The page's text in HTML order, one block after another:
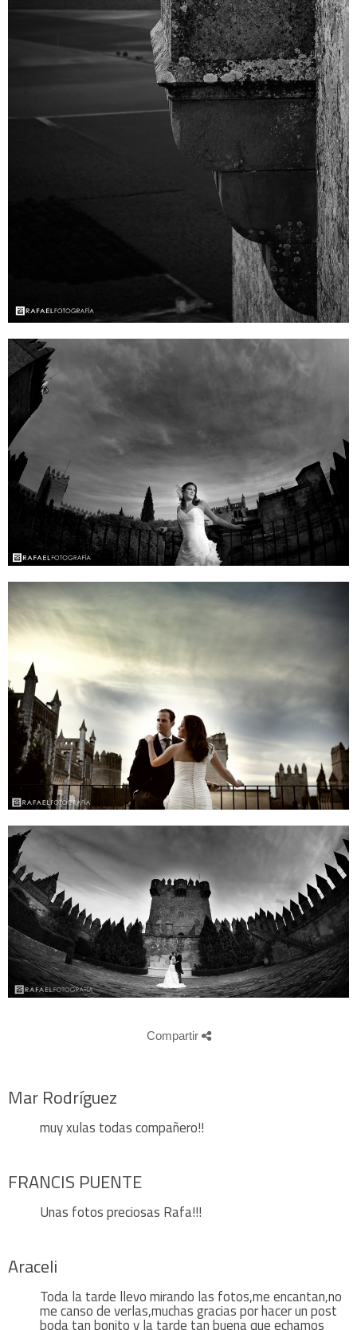
Compartir
Mar Rodríguez
muy xulas todas compañero!!
FRANCIS PUENTE
Unas fotos preciosas Rafa!!!
Araceli
Toda la tarde llevo mirando las fotos,me encantan,no
me canso de verlas,muchas gracias por hacer un post
boda tan bonito y la tarde tan buena que echamos